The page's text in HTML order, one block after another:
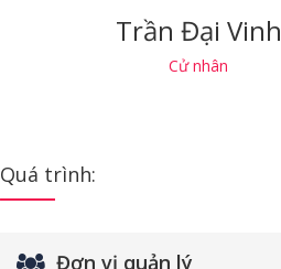
Trần Đại Vinh
Cử nhân
Quá trình:
Đơn vị quản lý